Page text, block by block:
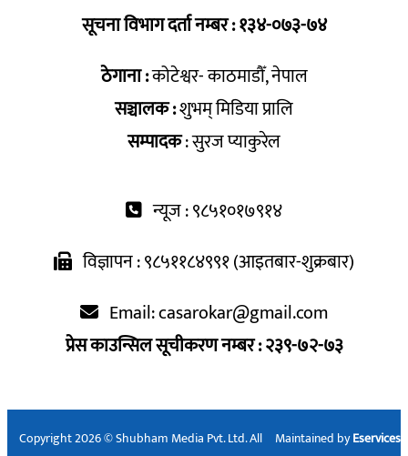
सूचना विभाग दर्ता नम्बर : १३४-०७३-७४
ठेगाना :कोटेश्वर- काठमाडौँ, नेपाल
सञ्चालक :शुभम् मिडिया प्रालि
सम्पादक: सुरज प्याकुरेल
न्यूज : ९८५१०१७९१४
विज्ञापन : ९८५११८४९९१ (आइतबार-शुक्रबार)
Email:casarokar@gmail.com
प्रेस काउन्सिल सूचीकरण नम्बर : २३९-७२-७३
Copyright 2026 © Shubham Media Pvt. Ltd. All Maintained byEservices